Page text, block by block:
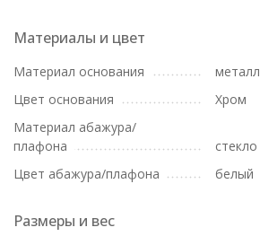
Материалы и цвет
Материал основания
металл
Цвет основания
Хром
Материал абажура/
плафона
стекло
Цвет абажура/плафона
белый
Размеры и вес